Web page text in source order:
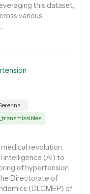
this dataset,
various
revolution,
intelligence (AI) to
of hypertension
Directorate of
(DLCMEP) of